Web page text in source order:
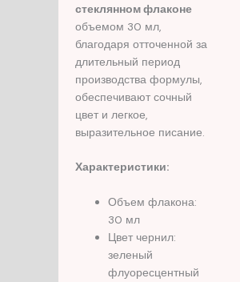
стеклянном флаконе
объемом 30 мл,
благодаря отточенной за
длительный период
производства формулы,
обеспечивают сочный
цвет и легкое,
выразительное писание.
Характеристики:
Объем флакона:
30 мл
Цвет чернил:
зеленый
флуоресцентный